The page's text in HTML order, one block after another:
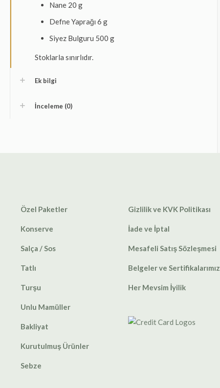
Nane 20 g
Defne Yaprağı 6 g
Siyez Bulguru 500 g
Stoklarla sınırlıdır.
Ek bilgi
İnceleme (0)
Özel Paketler
Konserve
Salça / Sos
Tatlı
Turşu
Unlu Mamüller
Bakliyat
Kurutulmuş Ürünler
Sebze
Gizlilik ve KVK Politikası
İade ve İptal
Mesafeli Satış Sözleşmesi
Belgeler ve Sertifikalarımız
Her Mevsim İyilik